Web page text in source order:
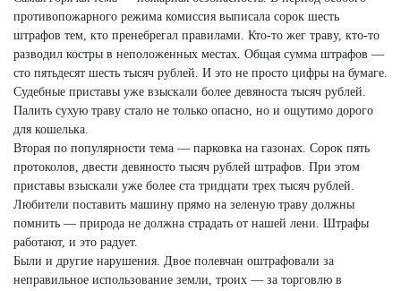
противопожарного режима комиссия выписала сорок шесть
штрафов тем, кто пренебрегал правилами. Кто-то жег траву, кто-то
разводил костры в неположенных местах. Общая сумма штрафов —
сто пятьдесят шесть тысяч рублей. И это не просто цифры на бумаге.
Судебные приставы уже взыскали более девяноста тысяч рублей.
Палить сухую траву стало не только опасно, но и ощутимо дорого
для кошелька.
Вторая по популярности тема — парковка на газонах. Сорок пять
протоколов, двести девяносто тысяч рублей штрафов. При этом
приставы взыскали уже более ста тридцати трех тысяч рублей.
Любители поставить машину прямо на зеленую траву должны
помнить — природа не должна страдать от нашей лени. Штрафы
работают, и это радует.
Были и другие нарушения. Двое полевчан оштрафовали за
неправильное использование земли, троих — за торговлю в